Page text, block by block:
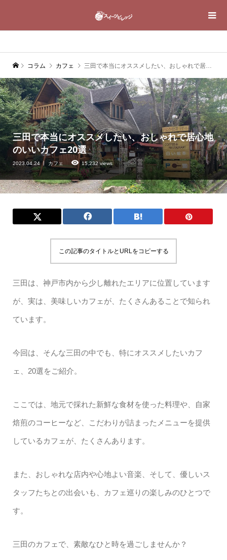
コラム カフェ 三田で本当にオススメしたい、おしゃれで居心地のいいカフェ20選
三田で本当にオススメしたい、おしゃれで居心地
のいいカフェ20選
2023.04.24 カフェ 15,232 views
この記事のタイトルとURLをコピーする
三田は、神戸市内から少し離れたエリアに位置しています
が、実は、美味しいカフェが、たくさんあることで知られ
ています。
今回は、そんな三田の中でも、特にオススメしたいカフ
ェ、20選をご紹介。
ここでは、地元で採れた新鮮な食材を使った料理や、自家
焙煎のコーヒーなど、こだわりが詰まったメニューを提供
しているカフェが、たくさんあります。
また、おしゃれな店内や心地よい音楽、そして、優しいス
タッフたちとの出会いも、カフェ巡りの楽しみのひとつで
す。
三田のカフェで、素敵なひと時を過ごしませんか？